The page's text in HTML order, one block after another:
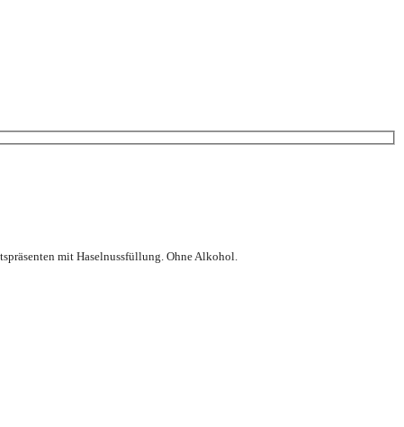
mit Haselnussfüllung. Ohne Alkohol.